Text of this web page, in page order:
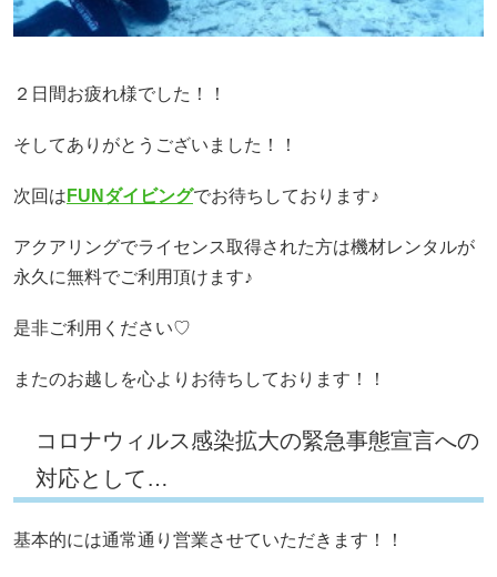
２日間お疲れ様でした！！
そしてありがとうございました！！
次回は FUNダイビングでお待ちしております♪
アクアリングでライセンス取得された方は機材レンタルが
永久に無料でご利用頂けます♪
是非ご利用ください♡
またのお越しを心よりお待ちしております！！
コロナウィルス感染拡大の緊急事態宣言への
対応として…
基本的には通常通り営業させていただきます！！